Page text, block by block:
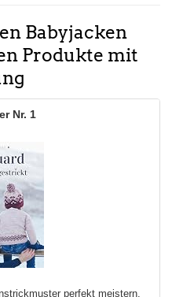
Babyjacken
Produkte mit
1
perfekt meistern.